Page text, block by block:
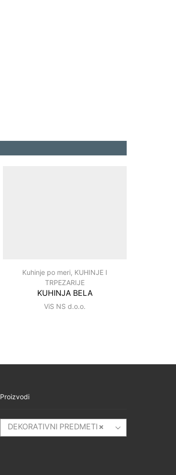
Kuhinje po meri, KUHINJE I
TRPEZARIJE
KUHINJA BELA
ViS NS d.o.o.
Proizvodi
×
DEKORATIVNI PREDMETI